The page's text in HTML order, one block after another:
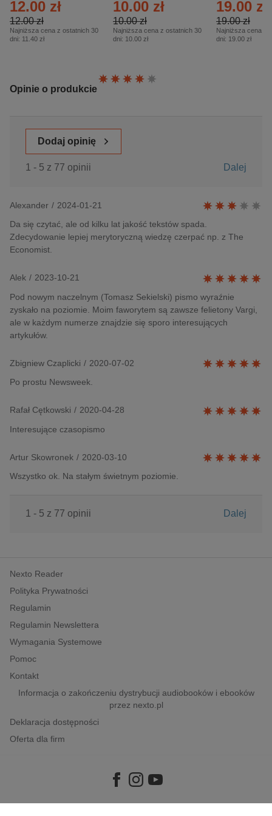
12.00 zł
12.00 zł
Najniższa cena z ostatnich 30
dni: 11.40 zł
10.00 zł
10.00 zł
Najniższa cena z ostatnich 30
dni: 10.00 zł
– 2/2026
19.00 zł
19.00 zł
Najniższa cena z
dni: 19.00 zł
Opinie o produkcie
Ocena:
Dodaj opinię
1 - 5 z 77 opinii Dalej
Alexander / 2024-01-21
Da się czytać, ale od kilku lat jakość tekstów spada.
Zdecydowanie lepiej merytoryczną wiedzę czerpać np. z The
Economist.
Alek / 2023-10-21
Pod nowym naczelnym (Tomasz Sekielski) pismo wyraźnie
zyskało na poziomie. Moim faworytem są zawsze felietony Vargi,
ale w każdym numerze znajdzie się sporo interesujących
artykułów.
Zbigniew Czaplicki / 2020-07-02
Po prostu Newsweek.
Rafał Cętkowski / 2020-04-28
Interesujące czasopismo
Artur Skowronek / 2020-03-10
Wszystko ok. Na stałym świetnym poziomie.
1 - 5 z 77 opinii Dalej
Nexto Reader
Polityka Prywatności
Regulamin
Regulamin Newslettera
Wymagania Systemowe
Pomoc
Kontakt
Informacja o zakończeniu dystrybucji audiobooków i ebooków
przez nexto.pl
Deklaracja dostępności
Oferta dla firm